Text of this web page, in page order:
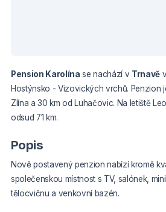
Pension Karolína se nachází v Trnavěv
Hostýnsko - Vizovických vrchů. Penzion
Zlína a 30 km od Luhačovic. Na letiště
odsud 71 km.
Popis
Nově postavený penzion nabízí kromě
společenskou místnost s TV, salónek,
tělocvičnu a venkovní bazén.